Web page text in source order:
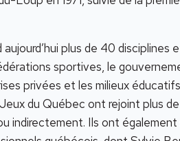
plus de 40 disciplines
sportives, le
privées et les milieux
du Québec ont rejoint plus
indirectement. Ils ont également